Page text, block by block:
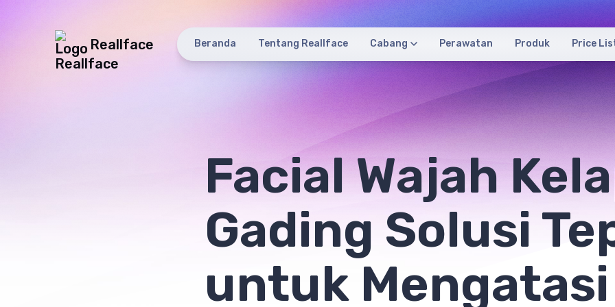
Reallface Beranda Tentang Reallface Cabang Perawatan Produk Price
Facial Wajah
Gading Solusi
untuk Mengatasi